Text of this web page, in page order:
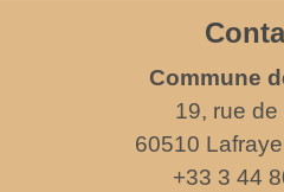
Commune
19, rue de
60510
+33 3 44